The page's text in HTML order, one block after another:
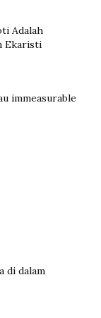
Adalah
Ekaristi
immeasurable
di dalam